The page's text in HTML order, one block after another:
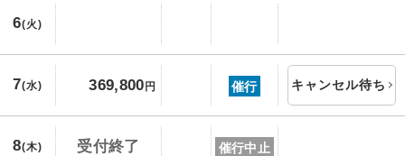
6(火)
7(水) 369,800円 催行 キャンセル待ち
8(木) 受付終了 催行中止